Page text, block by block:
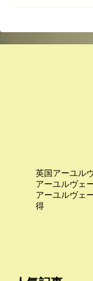
英国アーユル
アーユルヴェ
アーユルヴェ
得